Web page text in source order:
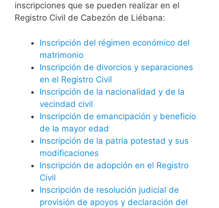
inscripciones que se pueden realizar en el
Registro Civil de Cabezón de Liébana:
Inscripción del régimen económico del
matrimonio
Inscripción de divorcios y separaciones
en el Registro Civil
Inscripción de la nacionalidad y de la
vecindad civil
Inscripción de emancipación y beneficio
de la mayor edad
Inscripción de la patria potestad y sus
modificaciones
Inscripción de adopción en el Registro
Civil
Inscripción de resolución judicial de
provisión de apoyos y declaración del